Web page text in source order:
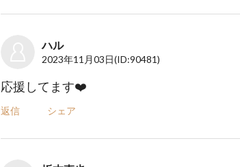
ハル
2023年11月03日(ID:90481)
応援してます❤️
返信 シェア